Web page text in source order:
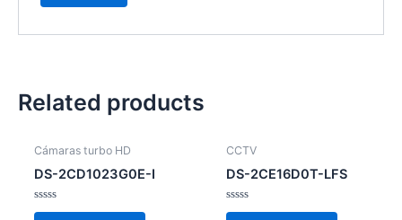
Related products
Cámaras turbo HD
DS-2CD1023G0E-I
Rated
CCTV
DS-2CE16D0T-LFS
Rated